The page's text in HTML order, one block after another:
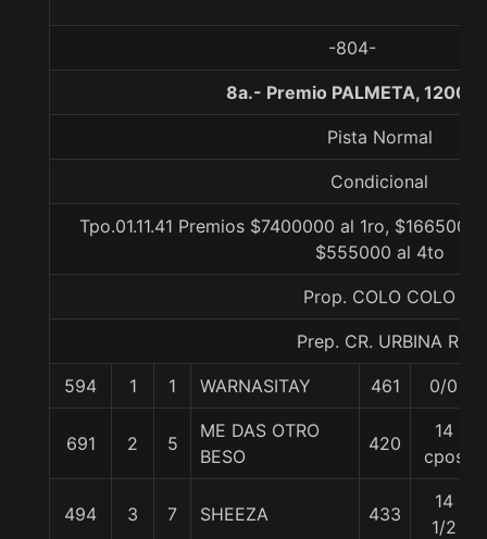
-804-
8a.- Premio PALMETA, 1200
Pista Normal
Condicional
Tpo.01.11.41 Premios $7400000 al 1ro,
$555000 al 4to
Prop. COLO COLO
Prep. CR. URBINA R.
594 1 1 WARNASITAY 461 0/0
691 2 5
ME DAS OTRO
BESO
420
14
cpos
494 3 7 SHEEZA 433
14
1/2